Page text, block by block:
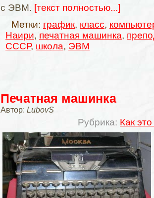
с ЭВМ. [текст полностью...]
Метки: график, класс,
Наири, печатная машинка,
СССР, школа, ЭВМ
Печатная машинка
Автор: LubovS
Рубрика: Как